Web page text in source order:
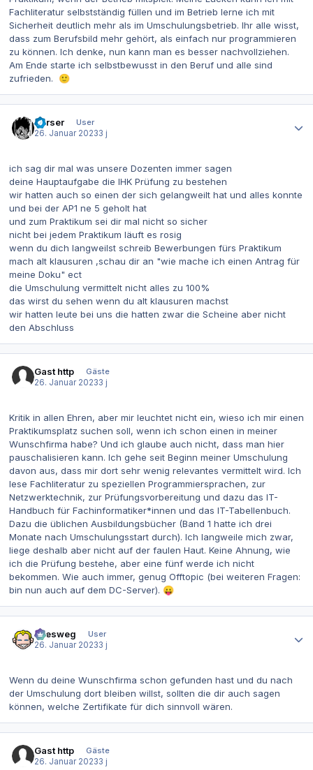
Fachliteratur selbstständig füllen und im Betrieb lerne ich mit
Sicherheit deutlich mehr als im Umschulungsbetrieb. Ihr alle wisst,
dass zum Berufsbild mehr gehört, als einfach nur programmieren
zu können. Ich denke, nun kann man es besser nachvollziehen.
Am Ende starte ich selbstbewusst in den Beruf und alle sind
zufrieden. 🙂
Perser
User
26. Januar 20233 j
ich sag dir mal was unsere Dozenten immer sagen
deine Hauptaufgabe die IHK Prüfung zu bestehen
wir hatten auch so einen der sich gelangweilt hat und alles konnte
und bei der AP1 ne 5 geholt hat
und zum Praktikum sei dir mal nicht so sicher
nicht bei jedem Praktikum läuft es rosig
wenn du dich langweilst schreib Bewerbungen fürs Praktikum
mach alt klausuren ,schau dir an "wie mache ich einen Antrag für
meine Doku" ect
die Umschulung vermittelt nicht alles zu 100%
das wirst du sehen wenn du alt klausuren machst
wir hatten leute bei uns die hatten zwar die Scheine aber nicht
den Abschluss
Gast http
Gäste
26. Januar 20233 j
Kritik in allen Ehren, aber mir leuchtet nicht ein, wieso ich mir einen
Praktikumsplatz suchen soll, wenn ich schon einen in meiner
Wunschfirma habe? Und ich glaube auch nicht, dass man hier
pauschalisieren kann. Ich gehe seit Beginn meiner Umschulung
davon aus, dass mir dort sehr wenig relevantes vermittelt wird. Ich
lese Fachliteratur zu speziellen Programmiersprachen, zur
Netzwerktechnik, zur Prüfungsvorbereitung und dazu das IT-
Handbuch für Fachinformatiker*innen und das IT-Tabellenbuch.
Dazu die üblichen Ausbildungsbücher (Band 1 hatte ich drei
Monate nach Umschulungsstart durch). Ich langweile mich zwar,
liege deshalb aber nicht auf der faulen Haut. Keine Ahnung, wie
ich die Prüfung bestehe, aber eine fünf werde ich nicht
bekommen. Wie auch immer, genug Offtopic (bei weiteren Fragen:
bin nun auch auf dem DC-Server). 😛
allesweg
User
26. Januar 20233 j
Wenn du deine Wunschfirma schon gefunden hast und du nach
der Umschulung dort bleiben willst, sollten die dir auch sagen
können, welche Zertifikate für dich sinnvoll wären.
Gast http
Gäste
26. Januar 20233 j